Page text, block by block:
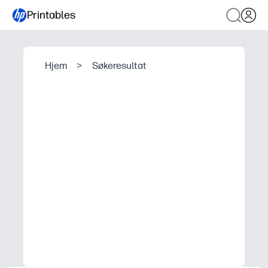
Printables
Hjem > Søkeresultat